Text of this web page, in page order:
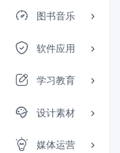
图书音乐
软件应用
学习教育
设计素材
媒体运营